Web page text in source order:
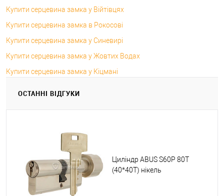
Купити серцевина замка у Війтівцях
Купити серцевина замка в Рокосові
Купити серцевина замка у Синевирі
Купити серцевина замка у Жовтих Водах
Купити серцевина замка у Кіцмані
ОСТАННІ ВІДГУКИ
Циліндр ABUS S60P 80T
(40*40T) нікель